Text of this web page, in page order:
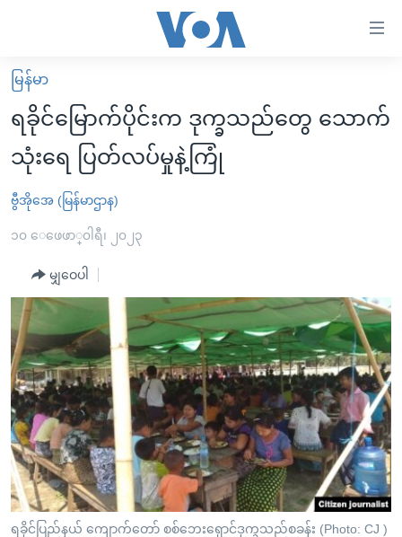
လွယ်ကူ
စေ
သည့်
Link
များ
ပင်မ
ကျော်
ကြည့်
ရန်
ပင်မ
အ
ညွန်း
စာမျက်နှာ
သို့
ကျော်
ကြည့်
မူလစာမျက်နှာ
မြန်မာ
ကမ္ဘာ့သတင်းများ
နိုင်ငံတကာ
အစ္စရေး-ပါလက်စတိုင်း
ဗွီဒီယို
သတင်းလွတ်လပ်ခွင့်
အင်္ဂလိပ်စာလေ့လာမယ်
အမေရိကန်သုံးအီဒီယံ
မကြေးမုံရဲ့ အင်္ဂလိပ်စာ
ရုပ်ရှင်ထဲက အင်္ဂလိပ်စာ
သုတပဒေသာ အင်္ဂလိပ်စာ
အပတ်စဉ်ကဏ္ဍများ
ရေဒီယို
တီဗွီ
ရေဒီယိုနှင့်ရုပ်သံ အချက်အလက်များ
ရေဒီယို/တီဗွီအစီအစဉ်
Learning English
ဗွီအိုအေ လူမှုကွန်ယက်များ
မြန်မာ
ရခိုင်မြောက်ပိုင်းက ဒုက္ခသည်တွေ သောက်
သုံးရေ ပြတ်လပ်မှုနဲ့ကြုံ
ဗွီအိုအေ (မြန်မာဌာန)
၁၀ ေဖေဖာ္၀ါရီ၊ ၂၀၂၃
မျှဝေပါ
ရခိုင်ပြည်နယ် ကျောက်တော် စစ်ဘေးရှောင်ဒုက္ခသည်စခန်း (Photo: CJ )